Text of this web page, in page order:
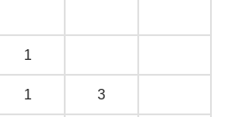
1
1 3